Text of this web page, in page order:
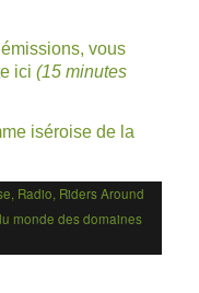
vous
ici (15 minutes
iséroise de la
, Radio, Riders Around
monde des domaines